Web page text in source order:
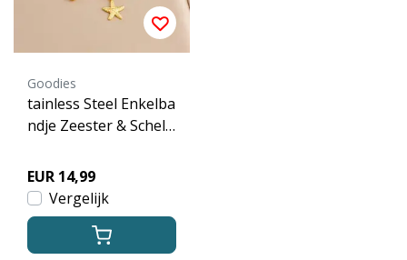
Goodies
tainless Steel Enkelba
ndje Zeester & Schelp
dels
EUR 14,99
Vergelijk